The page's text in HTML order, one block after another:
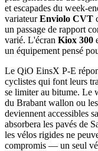
et escapades du week-
variateurEnviolo CVT
un passage de rapport
varié. L'écran Kiox 300
un équipement pensé
Le QiO EinsX P-E
cyclistes qui font leurs
se limiter au bitume. Le
du Brabant wallon ou
deviennent accessibles
absorbera les pavés de
les vélos rigides ne
compromis — un seul